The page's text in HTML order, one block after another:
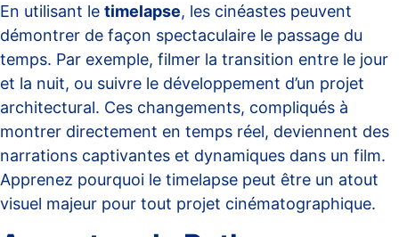
En utilisant le timelapse, les cinéastes peuvent
démontrer de façon spectaculaire le passage du
temps. Par exemple, filmer la transition entre le jour
et la nuit, ou suivre le développement d’un projet
architectural. Ces changements, compliqués à
montrer directement en temps réel, deviennent des
narrations captivantes et dynamiques dans un film.
Apprenez pourquoi le timelapse peut être un atout
visuel majeur pour tout projet cinématographique.